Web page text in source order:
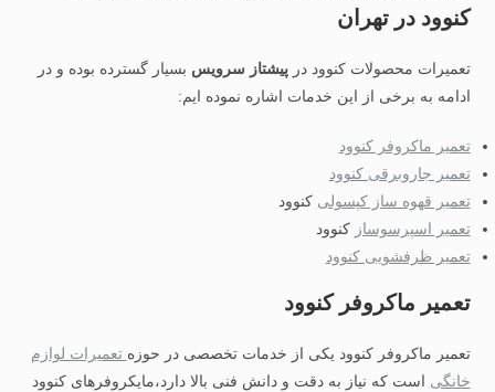
کنوود در تهران
تعمیرات محصولات کنوود در پیشتاز سرویس بسیار گسترده بوده و در
ادامه به برخی از این خدمات اشاره نموده ایم:
تعمیر ماکروفر کنوود
تعمیر جاروبرقی کنوود
تعمیر قهوه ساز کپسولی کنوود
تعمیر اسپرسوساز کنوود
تعمیر ظرفشویی کنوود
تعمیر ماکروفر کنوود
تعمیر ماکروفر کنوود یکی از خدمات تخصصی در حوزه تعمیرات لوازم
خانگی است که نیاز به دقت و دانش فنی بالا دارد،مایکروفرهای کنوود